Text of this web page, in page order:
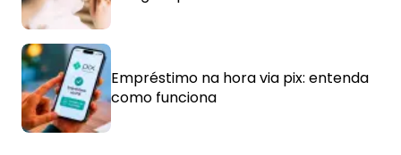
Empréstimo na hora via pix: entenda
como funciona